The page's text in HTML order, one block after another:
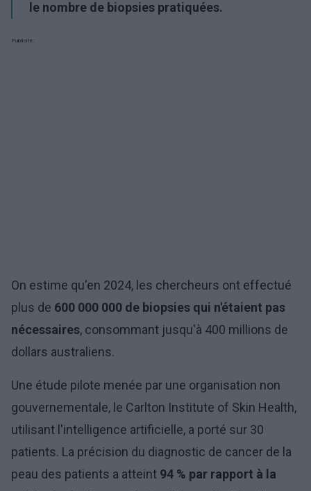
le nombre de biopsies pratiquées.
Publicité:
On estime qu'en 2024, les chercheurs ont effectué
plus de 600 000 000 de biopsies qui n'étaient pas
nécessaires, consommant jusqu'à 400 millions de
dollars australiens.
Une étude pilote menée par une organisation non
gouvernementale, le Carlton Institute of Skin Health,
utilisant l'intelligence artificielle, a porté sur 30
patients. La précision du diagnostic de cancer de la
peau des patients a atteint 94 % par rapport à la